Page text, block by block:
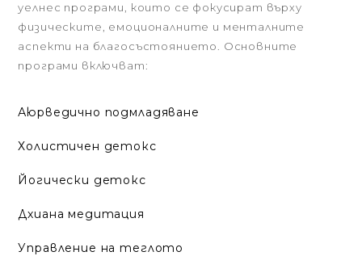
уелнес програми, които се фокусират върху
физическите, емоционалните и менталните
аспекти на благосъстоянието. Основните
програми включват:
Аюрведично подмладяване
Холистичен детокс
Йогически детокс
Дхиана медитация
Управление на теглото